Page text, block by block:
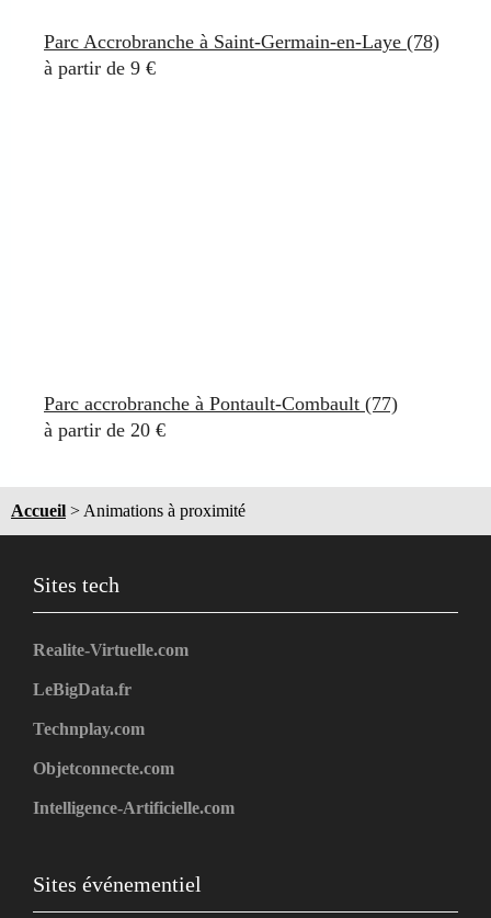
Parc Accrobranche à Saint-Germain-en-Laye (78)
à partir de 9 €
Parc accrobranche à Pontault-Combault (77)
à partir de 20 €
Accueil > Animations à proximité
Sites tech
Realite-Virtuelle.com
LeBigData.fr
Technplay.com
Objetconnecte.com
Intelligence-Artificielle.com
Sites événementiel